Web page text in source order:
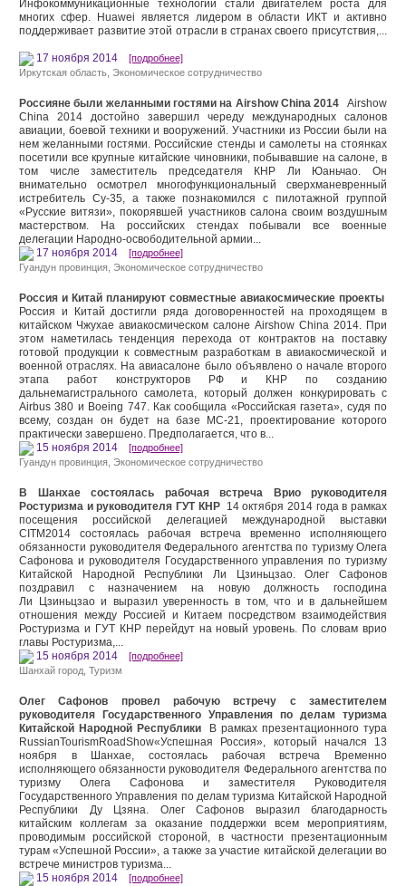
Инфокоммуникационные технологии стали двигателем роста для
многих сфер. Huawei является лидером в области ИКТ и активно
поддерживает развитие этой отрасли в странах своего присутствия,...
17 ноября 2014 [подробнее]
Иркутская область Экономическое сотрудничество
Россияне были желанными гостями на Airshow China 2014
Airshow
China 2014 достойно завершил череду международных салонов
авиации, боевой техники и вооружений. Участники из России были на
нем желанными гостями. Российские стенды и самолеты на стоянках
посетили все крупные китайские чиновники, побывавшие на салоне, в
том числе заместитель председателя КНР Ли Юаньчао. Он
внимательно осмотрел многофункциональный сверхманевренный
истребитель Су-35, а также познакомился с пилотажной группой
«Русские витязи», покорявшей участников салона своим воздушным
мастерством. На российских стендах побывали все военные
делегации Народно-освободительной армии...
17 ноября 2014 [подробнее]
Гуандун провинция Экономическое сотрудничество
Россия и Китай планируют совместные авиакосмические проекты
Россия и Китай достигли ряда договоренностей на проходящем в
китайском Чжухае авиакосмическом салоне Airshow China 2014. При
этом наметилась тенденция перехода от контрактов на поставку
готовой продукции к совместным разработкам в авиакосмической и
военной отраслях. На авиасалоне было объявлено о начале второго
этапа работ конструкторов РФ и КНР по созданию
дальнемагистрального самолета, который должен конкурировать с
Airbus 380 и Boeing 747. Как сообщила «Российская газета», судя по
всему, создан он будет на базе МС-21, проектирование которого
практически завершено. Предполагается, что в...
15 ноября 2014 [подробнее]
Гуандун провинция Экономическое сотрудничество
В Шанхае состоялась рабочая встреча Врио руководителя
Ростуризма и руководителя ГУТ КНР14 октября 2014 года в рамках
посещения российской делегацией международной выставки
CITM2014 состоялась рабочая встреча временно исполняющего
обязанности руководителя Федерального агентства по туризму Олега
Сафонова и руководителя Государственного управления по туризму
Китайской Народной Республики Ли Цзиньцзао. Олег Сафонов
поздравил с назначением на новую должность господина
Ли Цзиньцзао и выразил уверенность в том, что и в дальнейшем
отношения между Россией и Китаем посредством взаимодействия
Ростуризма и ГУТ КНР перейдут на новый уровень. По словам врио
главы Ростуризма,...
15 ноября 2014 [подробнее]
Шанхай город Туризм
Олег Сафонов провел рабочую встречу с заместителем
руководителя Государственного Управления по делам туризма
Китайской Народной РеспубликиВ рамках презентационного тура
RussianTourismRoadShow«Успешная Россия», который начался 13
ноября в Шанхае, состоялась рабочая встреча Временно
исполняющего обязанности руководителя Федерального агентства по
туризму Олега Сафонова и заместителя Руководителя
Государственного Управления по делам туризма Китайской Народной
Республики Ду Цзяна. Олег Сафонов выразил благодарность
китайским коллегам за оказание поддержки всем мероприятиям,
проводимым российской стороной, в частности презентационным
турам «Успешной России», а также за участие китайской делегации во
встрече министров туризма...
15 ноября 2014 [подробнее]